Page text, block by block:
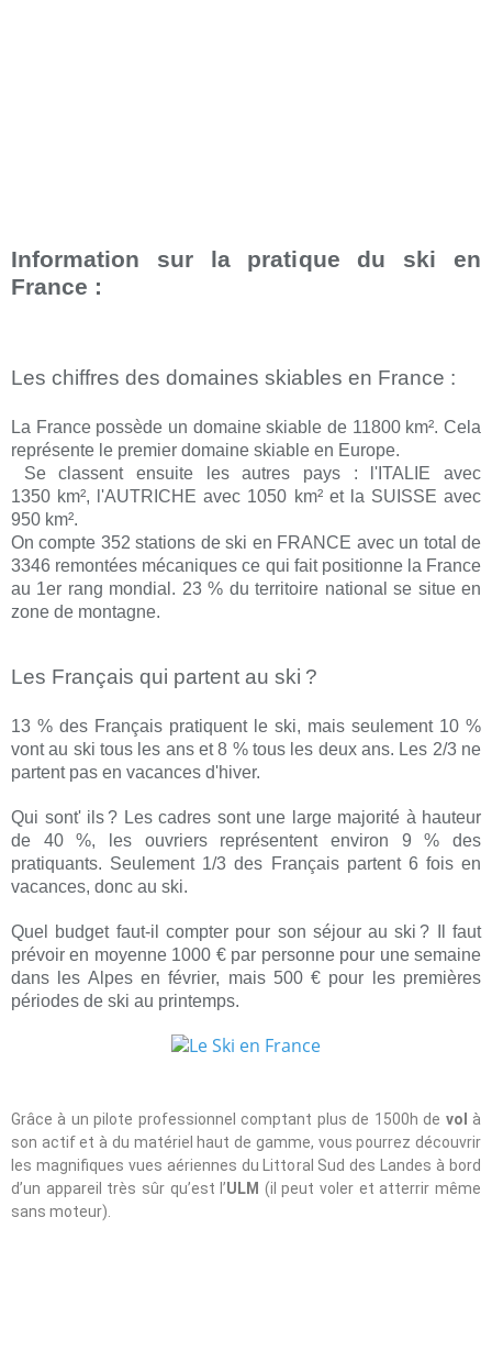
Information sur la pratique du ski en
France :
Les chiffres des domaines skiables en France :
La France possède un domaine skiable de 11800 km². Cela
représente le premier domaine skiable en Europe.
Se classent ensuite les autres pays : l'ITALIE avec
1350 km², l'AUTRICHE avec 1050 km² et la SUISSE avec
950 km².
On compte 352 stations de ski en FRANCE avec un total de
3346 remontées mécaniques ce qui fait positionne la France
au 1er rang mondial. 23 % du territoire national se situe en
zone de montagne.
Les Français qui partent au ski ?
13 % des Français pratiquent le ski, mais seulement 10 %
vont au ski tous les ans et 8 % tous les deux ans. Les 2/3 ne
partent pas en vacances d'hiver.
Qui sont' ils ? Les cadres sont une large majorité à hauteur
de 40 %, les ouvriers représentent environ 9 % des
pratiquants. Seulement 1/3 des Français partent 6 fois en
vacances, donc au ski.
Quel budget faut-il compter pour son séjour au ski ? Il faut
prévoir en moyenne 1000 € par personne pour une semaine
dans les Alpes en février, mais 500 € pour les premières
périodes de ski au printemps.
Grâce à un pilote professionnel comptant plus de 1500h de vol à
son actif et à du matériel haut de gamme, vous pourrez découvrir
les magnifiques vues aériennes du Littoral Sud des Landes à bord
d’un appareil très sûr qu’est l’ULM (il peut voler et atterrir même
sans moteur).